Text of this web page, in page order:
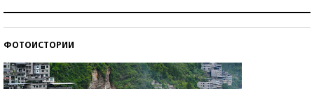
ФОТОИСТОРИИ